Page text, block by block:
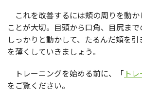
これを改善するには頬の周りを動か
ことが大切。目頭から口角、目尻ま
しっかりと動かして、たるんだ頬を
を薄くしていきましょう。
トレーニングを始める前に、「 ト
をご覧ください。